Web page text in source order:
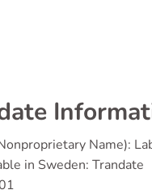
Name):
in Sweden: Trandate